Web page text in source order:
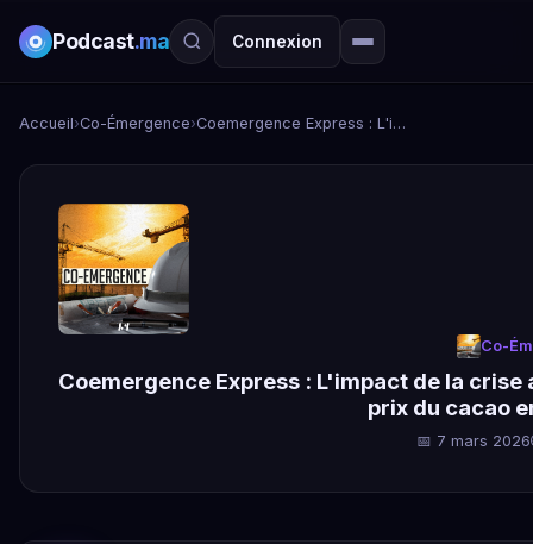
Podcast.ma Connexion
Accueil›Co-Émergence› Coemergence Express : L'impact de la crise au Moyen-Orient sur l'Afrique et la chute du prix du cacao en Côte d'Ivoire
Co-
Coemergence Express : L'impact de la
prix du cacao
📅 7 mars 2026